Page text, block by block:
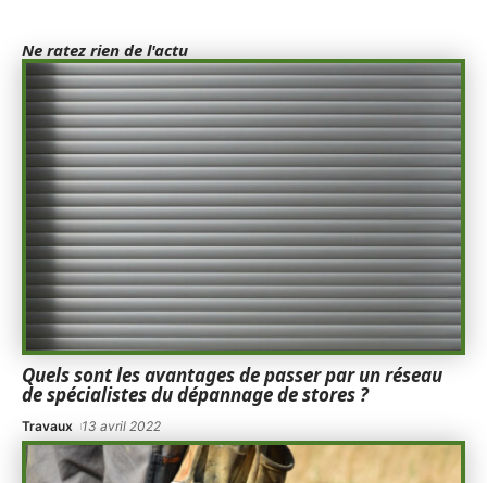
Ne ratez rien de l'actu
Quels sont les avantages de passer par un réseau
de spécialistes du dépannage de stores ?
Travaux 13 avril 2022